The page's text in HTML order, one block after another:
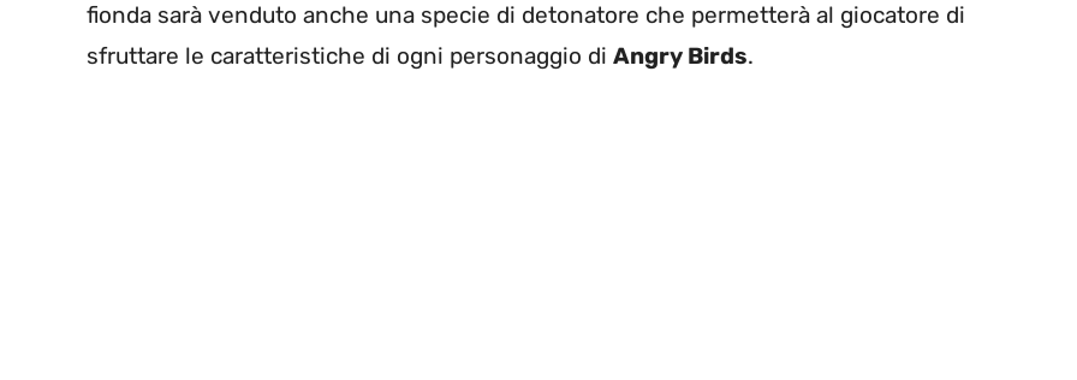
fionda sarà venduto anche una specie di detonatore che permetterà al giocatore di
sfruttare le caratteristiche di ogni personaggio di Angry Birds.